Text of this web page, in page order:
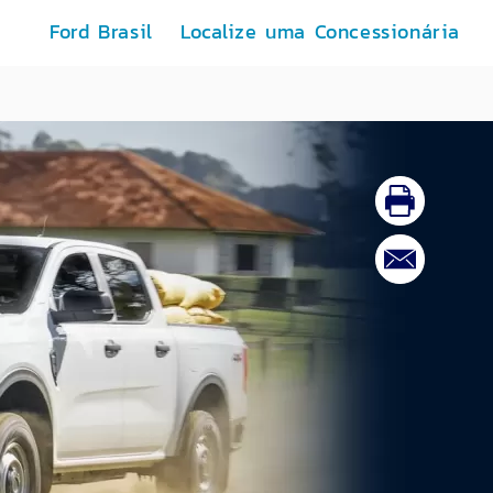
Ford Brasil Localize uma Concessionária